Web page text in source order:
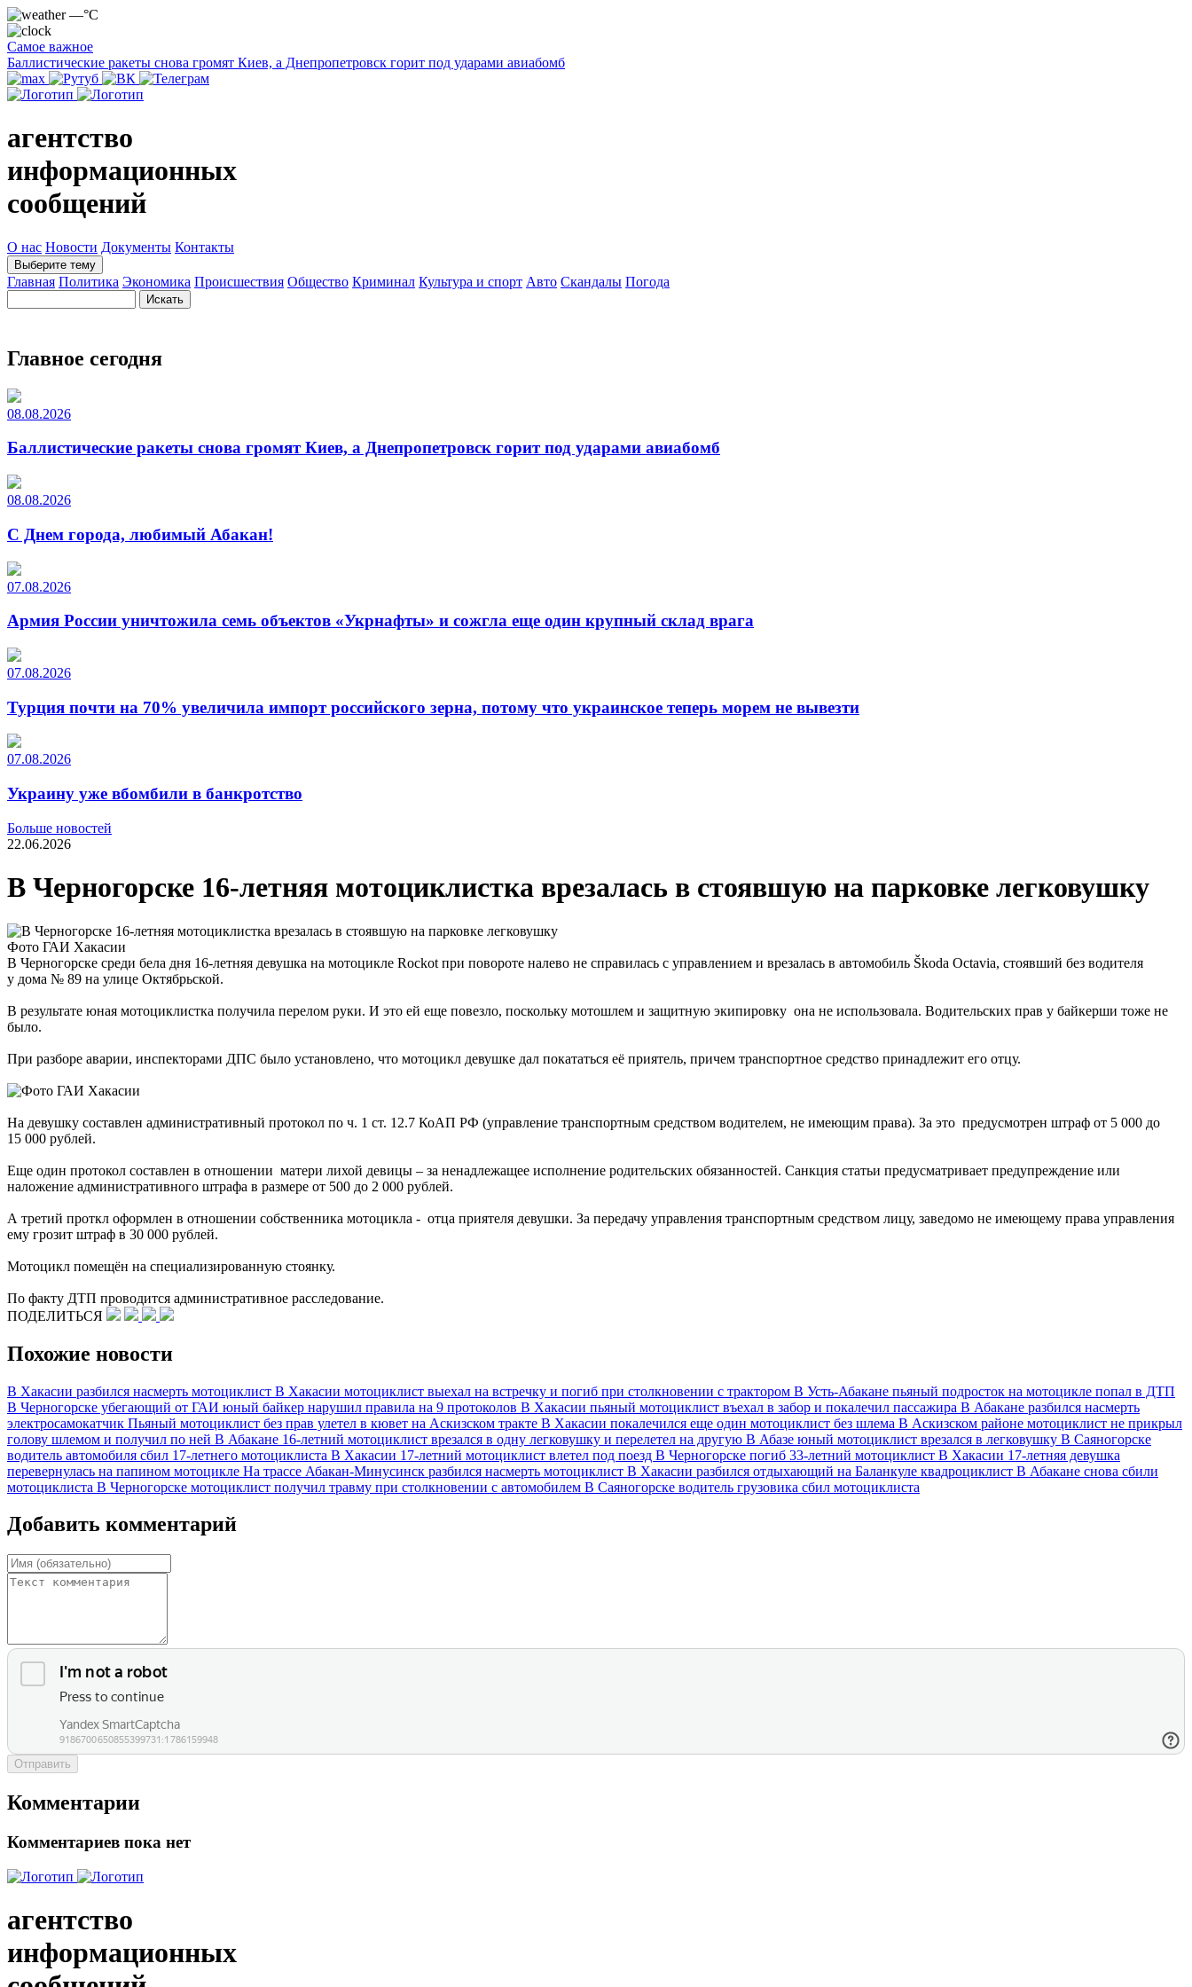
—°C
Самое важное
Баллистические ракеты снова громят Киев, а Днепропетровск горит под ударами авиабомб
агентство
информационных
сообщений
О нас Новости Документы Контакты
Выберите тему
Главная Политика Экономика Происшествия Общество Криминал Культура и спорт Авто Скандалы Погода
Главное сегодня
08.08.2026
Баллистические ракеты снова громят Киев, а Днепропетровск горит под ударами авиабомб
08.08.2026
С Днем города, любимый Абакан!
07.08.2026
Армия России уничтожила семь объектов «Укрнафты» и сожгла еще один крупный склад врага
07.08.2026
Турция почти на 70% увеличила импорт российского зерна, потому что украинское теперь морем не вывезти
07.08.2026
Украину уже вбомбили в банкротство
Больше новостей
22.06.2026
В Черногорске 16-летняя мотоциклистка врезалась в стоявшую на парковке легковушку
Фото ГАИ Хакасии
В Черногорске среди бела дня 16‑летняя девушка на мотоцикле Rockot при повороте налево не справилась с управлением и врезалась в автомобиль Škoda Octavia, стоявший без водителя
у дома № 89 на улице Октябрьской.
В результате юная мотоциклистка получила перелом руки. И это ей еще повезло, поскольку мотошлем и защитную экипировку она не использовала. Водительских прав у байкерши тоже не
было.
При разборе аварии, инспекторами ДПС было установлено, что мотоцикл девушке дал покататься её приятель, причем транспортное средство принадлежит его отцу.
На девушку составлен административный протокол по ч. 1 ст. 12.7 КоАП РФ (управление транспортным средством водителем, не имеющим права). За это предусмотрен штраф от 5 000 до
15 000 рублей.
Еще один протокол составлен в отношении матери лихой девицы – за ненадлежащее исполнение родительских обязанностей. Санкция статьи предусматривает предупреждение или
наложение административного штрафа в размере от 500 до 2 000 рублей.
А третий проткл оформлен в отношении собственника мотоцикла - отца приятеля девушки. За передачу управления транспортным средством лицу, заведомо не имеющему права управления
ему грозит штраф в 30 000 рублей.
Мотоцикл помещён на специализированную стоянку.
По факту ДТП проводится административное расследование.
ПОДЕЛИТЬСЯ
Похожие новости
В Хакасии разбился насмерть мотоциклист В Хакасии мотоциклист выехал на встречку и погиб при столкновении с трактором В Усть‑Абакане пьяный подросток на мотоцикле попал в ДТП
В Черногорске убегающий от ГАИ юный байкер нарушил правила на 9 протоколов В Хакасии пьяный мотоциклист въехал в забор и покалечил пассажира В Абакане разбился насмерть
электросамокатчик Пьяный мотоциклист без прав улетел в кювет на Аскизском тракте В Хакасии покалечился еще один мотоциклист без шлема В Аскизском районе мотоциклист не прикрыл
голову шлемом и получил по ней В Абакане 16-летний мотоциклист врезался в одну легковушку и перелетел на другую В Абазе юный мотоциклист врезался в легковушку В Саяногорске
водитель автомобиля сбил 17-летнего мотоциклиста В Хакасии 17-летний мотоциклист влетел под поезд В Черногорске погиб 33-летний мотоциклист В Хакасии 17-летняя девушка
перевернулась на папином мотоцикле На трассе Абакан-Минусинск разбился насмерть мотоциклист В Хакасии разбился отдыхающий на Баланкуле квадроциклист В Абакане снова сбили
мотоциклиста В Черногорске мотоциклист получил травму при столкновении с автомобилем В Саяногорске водитель грузовика сбил мотоциклиста
Добавить комментарий
Отправить
Комментарии
Комментариев пока нет
агентство
информационных